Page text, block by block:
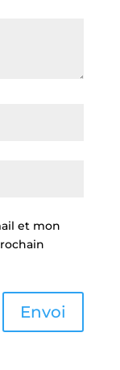
et mon
Envoi